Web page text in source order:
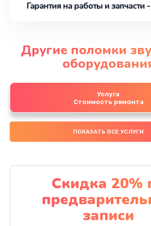
Гарантия на работы и запчасти
Другие поломки
Услуга
Стоимость ремонта
ПОКАЗАТЬ ВСЕ УСЛУГИ
Скидка 20%
записи